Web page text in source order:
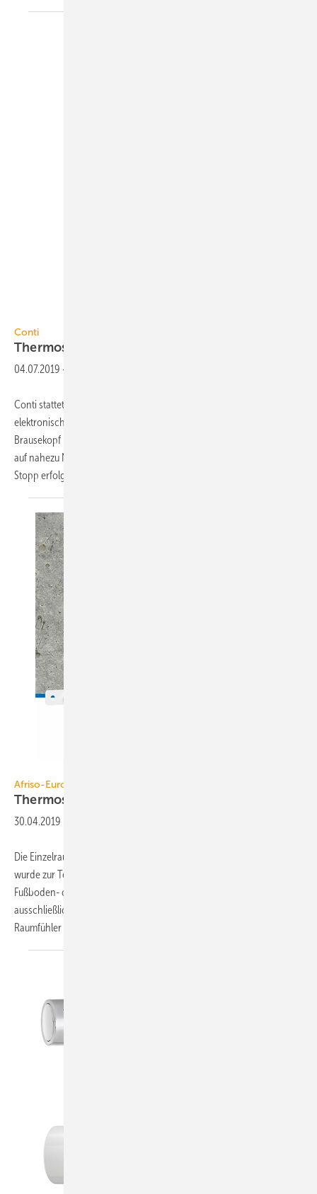
Conti
Thermostat am
04.07.2019 -
Conti stattet das Edelstahl-Duschelement Conpriumus mit einem
elektronisch gesteuerten Thermostat aus, der unmittelbar beim
Brausekopf positioniert ist, wodurch sich die stehende Wassersäule
auf nahezu Null reduziert. Die Temperaturver-stellung sowie Start und
Stopp erfolgen durch Drehen
Afriso-Euro-Index
Thermostat in
30.04.2019
Die Einzelraumregelung RTL-Box 324 Vario von Afriso-Euro-Index
wurde zur Temperaturregelung in einzelnen Räumen mit neu verlegter
Fußboden- oder Wandheizung konzipiert, in denen zuvor
ausschließlich ein Heizkörper genutzt wurde. Sie vereint Heizkreis,
Raumfühler und Regelung. Mit